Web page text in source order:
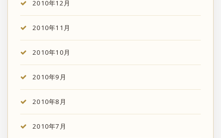
2010年12月
2010年11月
2010年10月
2010年9月
2010年8月
2010年7月